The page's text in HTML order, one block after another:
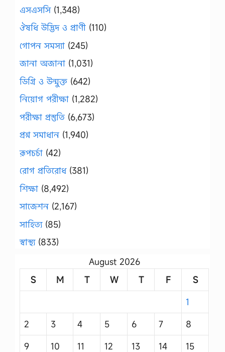
এসএসসি(1,348)
ঔষধি উদ্ভিদ ও প্রাণী (110)
গোপন সমস্যা (245)
জানা অজানা (1,031)
ডিগ্রি ও উন্মুক্ত (642)
নিয়োগ পরীক্ষা (1,282)
পরীক্ষা প্রস্তুতি (6,673)
প্রশ্ন সমাধান (1,940)
রূপচর্চা (42)
রোগ প্রতিরোধ(381)
শিক্ষা (8,492)
সাজেশন (2,167)
সাহিত্য(85)
স্বাস্থ্য(833)
August 2026
S
M T W T F
S
1
2
3 4 5 6 7
8
9
10 11 12 13 14 15